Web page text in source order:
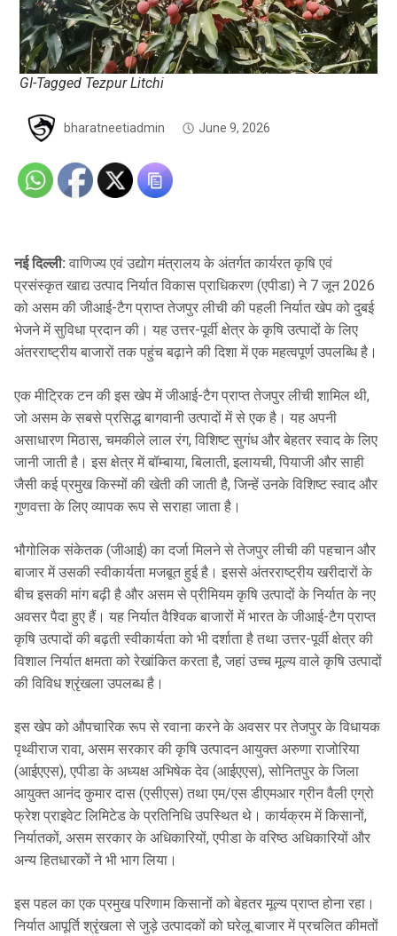
GI-Tagged Tezpur Litchi
bharatneetiadmin June 9, 2026
नई दिल्ली: वाणिज्य एवं उद्योग मंत्रालय के अंतर्गत कार्यरत कृषि एवं
प्रसंस्कृत खाद्य उत्पाद निर्यात विकास प्राधिकरण (एपीडा) ने 7 जून 2026
को असम की जीआई-टैग प्राप्त तेजपुर लीची की पहली निर्यात खेप को दुबई
भेजने में सुविधा प्रदान की। यह उत्तर-पूर्वी क्षेत्र के कृषि उत्पादों के लिए
अंतरराष्ट्रीय बाजारों तक पहुंच बढ़ाने की दिशा में एक महत्वपूर्ण उपलब्धि है।
एक मीट्रिक टन की इस खेप में जीआई-टैग प्राप्त तेजपुर लीची शामिल थी,
जो असम के सबसे प्रसिद्ध बागवानी उत्पादों में से एक है। यह अपनी
असाधारण मिठास, चमकीले लाल रंग, विशिष्ट सुगंध और बेहतर स्वाद के लिए
जानी जाती है। इस क्षेत्र में बॉम्बाया, बिलाती, इलायची, पियाजी और साही
जैसी कई प्रमुख किस्मों की खेती की जाती है, जिन्हें उनके विशिष्ट स्वाद और
गुणवत्ता के लिए व्यापक रूप से सराहा जाता है।
भौगोलिक संकेतक (जीआई) का दर्जा मिलने से तेजपुर लीची की पहचान और
बाजार में उसकी स्वीकार्यता मजबूत हुई है। इससे अंतरराष्ट्रीय खरीदारों के
बीच इसकी मांग बढ़ी है और असम से प्रीमियम कृषि उत्पादों के निर्यात के नए
अवसर पैदा हुए हैं। यह निर्यात वैश्विक बाजारों में भारत के जीआई-टैग प्राप्त
कृषि उत्पादों की बढ़ती स्वीकार्यता को भी दर्शाता है तथा उत्तर-पूर्वी क्षेत्र की
विशाल निर्यात क्षमता को रेखांकित करता है, जहां उच्च मूल्य वाले कृषि उत्पादों
की विविध श्रृंखला उपलब्ध है।
इस खेप को औपचारिक रूप से रवाना करने के अवसर पर तेजपुर के विधायक
पृथ्वीराज रावा, असम सरकार की कृषि उत्पादन आयुक्त अरुणा राजोरिया
(आईएएस), एपीडा के अध्यक्ष अभिषेक देव (आईएएस), सोनितपुर के जिला
आयुक्त आनंद कुमार दास (एसीएस) तथा एम/एस डीएमआर ग्रीन वैली एग्रो
फ्रेश प्राइवेट लिमिटेड के प्रतिनिधि उपस्थित थे। कार्यक्रम में किसानों,
निर्यातकों, असम सरकार के अधिकारियों, एपीडा के वरिष्ठ अधिकारियों और
अन्य हितधारकों ने भी भाग लिया।
इस पहल का एक प्रमुख परिणाम किसानों को बेहतर मूल्य प्राप्त होना रहा।
निर्यात आपूर्ति श्रृंखला से जुड़े उत्पादकों को घरेलू बाजार में प्रचलित कीमतों